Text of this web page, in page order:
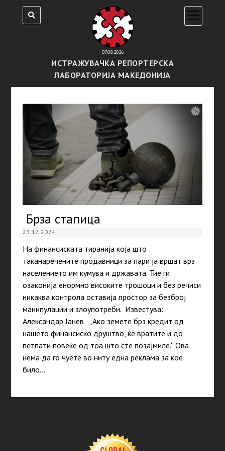
07.08.2026
ИСТРАЖУВАЧКА РЕПОРТЕРСКА
ЛАБОРАТОРИЈА МАКЕДОНИЈА
open
menu
Брза стапица
23.12.2024
На финансиската тиранија која што
таканаречените продавници за пари ја вршат врз
населението им кумува и државата. Тие ги
озаконија енормно високите трошоци и без речиси
никаква контрола оставија простор за безброј
манипулации и злоупотреби. Известува:
Александар Јанев „Ако земете брз кредит од
нашето финансиско друштво, ќе вратите и до
петпати повеќе од тоа што сте позајмиле.“ Ова
нема да го чуете во ниту една реклама за кое
било…